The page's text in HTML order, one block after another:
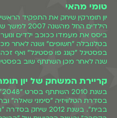
טומי מהאי
יון תומרקין שיחק את התפקיד
הילדים החל
בטלנובלה "חשופים" ושנה לאחר
בפסטיגל "קונג פו פסטיגל" ואף
שנה לאחר מכן השתתף שוב
קריירת המשחק של יון
בסדרת הטלוויזיה "סימני שאלה"
בבית". בשנת 2012